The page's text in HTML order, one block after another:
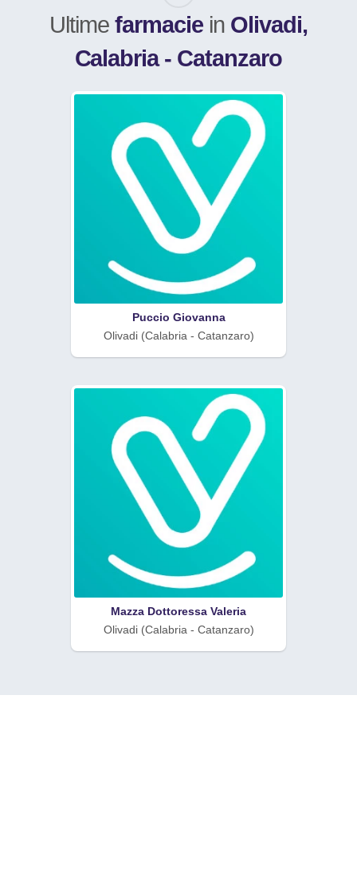
Ultime farmacie in Olivadi,
Calabria - Catanzaro
Puccio Giovanna
Olivadi (Calabria - Catanzaro)
Mazza Dottoressa Valeria
Olivadi (Calabria - Catanzaro)